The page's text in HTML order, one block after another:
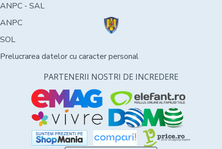
ANPC - SAL
ANPC
SOL
Prelucrarea datelor cu caracter personal
PARTENERII NOSTRI DE INCREDERE